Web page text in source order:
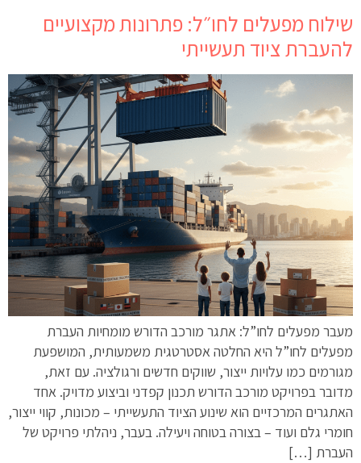
שילוח מפעלים לחו״ל: פתרונות מקצועיים
להעברת ציוד תעשייתי
מעבר מפעלים לחו”ל: אתגר מורכב הדורש מומחיות העברת
מפעלים לחו”ל היא החלטה אסטרטגית משמעותית, המושפעת
מגורמים כמו עלויות ייצור, שווקים חדשים ורגולציה. עם זאת,
מדובר בפרויקט מורכב הדורש תכנון קפדני וביצוע מדויק. אחד
האתגרים המרכזיים הוא שינוע הציוד התעשייתי – מכונות, קווי ייצור,
חומרי גלם ועוד – בצורה בטוחה ויעילה. בעבר, ניהלתי פרויקט של
העברת […]